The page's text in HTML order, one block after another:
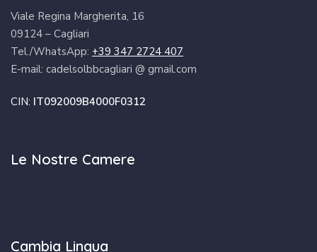
Viale Regina Margherita, 16
09124 – Cagliari
Tel./WhatsApp: +39 347 2724 407
E-mail: cadelsolbbcagliari @ gmail.com
CIN: IT092009B4000F0312
Le Nostre Camere
Cambia Lingua